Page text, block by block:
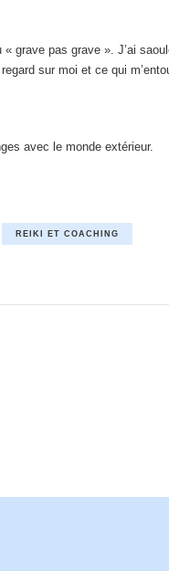
pas grave ». J’ai
sur moi et ce qui
avec le monde extérieur.
REIKI ET COACHING